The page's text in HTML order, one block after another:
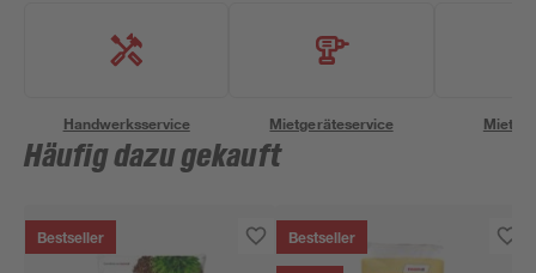
Handwerksservice Mietgeräteservice
Häufig dazu gekauft
Bestseller Bestseller